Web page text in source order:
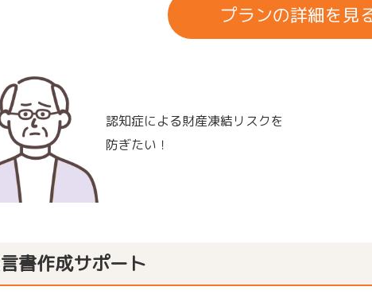
プランの詳細を見
認知症による財産凍結リスクを
防ぎたい！
書作成サポート